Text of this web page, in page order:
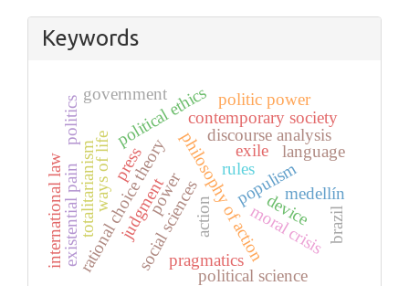
Keywords
social sciencesphilosophy of action
pragmatics
discourse analysis
rational choice theory
totalitarianism populism
power
existential pain moral crisis
political ethicscontemporary society
device
exile
politic power
judgment
international law
political science
action
language
rules
ways of life medellín
brazil
politics
press
government